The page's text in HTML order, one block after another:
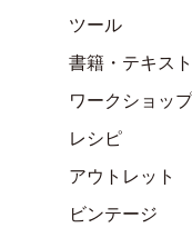
ツール
書籍・テキスト
ワークショップ
レシピ
アウトレット
ビンテージ